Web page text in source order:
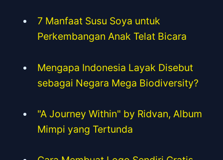
7 Manfaat Susu Soya untuk
Perkembangan Anak Telat Bicara
Mengapa Indonesia Layak Disebut
sebagai Negara Mega Biodiversity?
"A Journey Within" by Ridvan, Album
Mimpi yang Tertunda